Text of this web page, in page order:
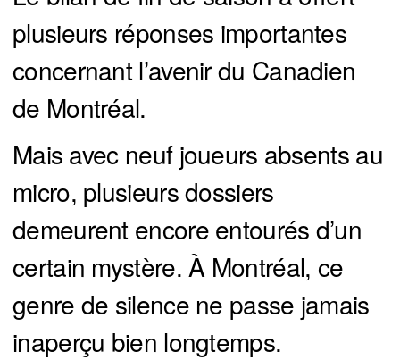
plusieurs réponses importantes
concernant l’avenir du Canadien
de Montréal.
Mais avec neuf joueurs absents au
micro, plusieurs dossiers
demeurent encore entourés d’un
certain mystère. À Montréal, ce
genre de silence ne passe jamais
inaperçu bien longtemps.